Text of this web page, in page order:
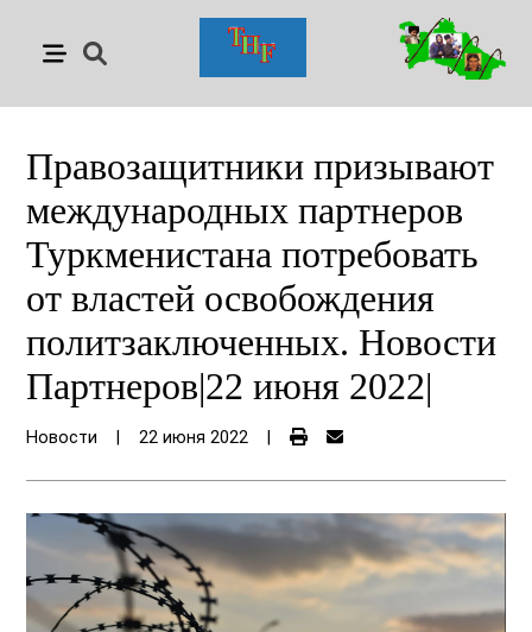
Правозащитники призывают
международных партнеров
Туркменистана потребовать
от властей освобождения
политзаключенных. Новости
Партнеров|22 июня 2022|
Новости 22 июня 2022